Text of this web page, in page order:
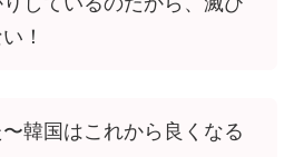
！
韓国はこれから良くなる